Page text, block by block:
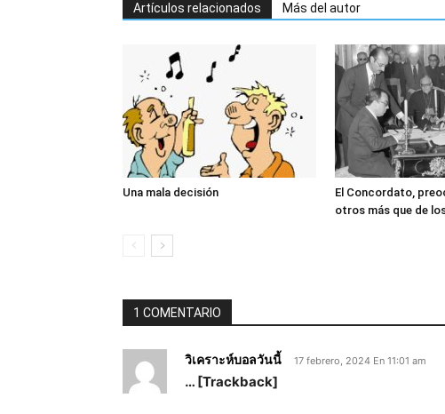
Artículos relacionados Más del autor
Una mala decisión
El Concordato,
otros más que de
1 COMENTARIO
วิเคราะห์บอลวันนี้ 17 febrero, 2024 En 11:01 am
… [Trackback]